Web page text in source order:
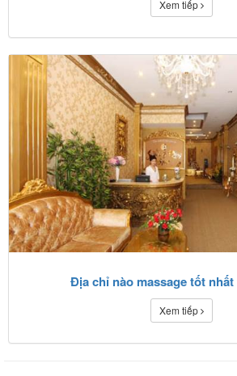
Xem tiếp
Địa chỉ nào massage tốt nhất
Xem tiếp